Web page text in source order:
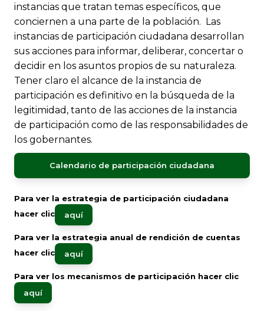
instancias que tratan temas específicos, que
conciernen a una parte de la población. ​ Las
instancias de participación ciudadana desarrollan
sus acciones para informar, deliberar, concertar o
decidir en los asuntos propios de su naturaleza.
Tener claro el alcance de la instancia de
participación es definitivo en la búsqueda de la
legitimidad, tanto de las acciones de la instancia
de participación como de las responsabilidades de
los gobernantes.
Calendario de participación ciudadana
Para ver la estrategia de participación ciudadana
hacer clic
aquí​​
Para ver la estrategia anual de rendición de cuentas
hacer clic
aquí
Para ver los mecanismos de participación hacer clic
aquí